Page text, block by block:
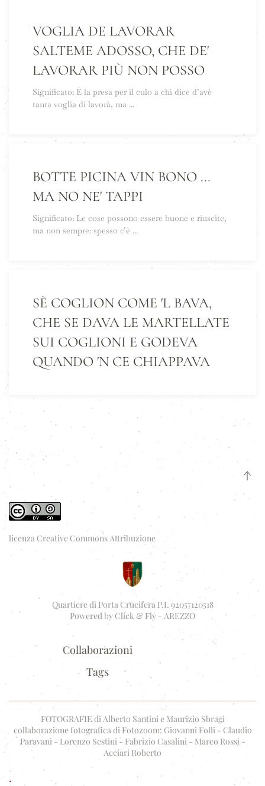
VOGLIA DE LAVORAR
SALTEME ADOSSO, CHE DE'
LAVORAR PIÙ NON POSSO
Significato: È la presa per il culo a chi dice d’avè
tanta voglia di lavorà, ma ...
BOTTE PICINA VIN BONO ...
MA NO NE' TAPPI
Significato: Le cose possono essere buone e riuscite,
ma non sempre: spesso c’è ...
SÈ COGLION COME 'L BAVA,
CHE SE DAVA LE MARTELLATE
SUI COGLIONI E GODEVA
QUANDO 'N CE CHIAPPAVA
licenza Creative Commons Attribuzione
Quartiere di Porta Crucifera P.I. 92057120518
Powered byClick & Fly - AREZZO
Collaborazioni
Tags
FOTOGRAFIE di Alberto Santini e Maurizio Sbragi
collaborazione fotografica di Fotozoom: Giovanni Folli - Claudio
Paravani - Lorenzo Sestini - Fabrizio Casalini - Marco Rossi -
Acciari Roberto
.